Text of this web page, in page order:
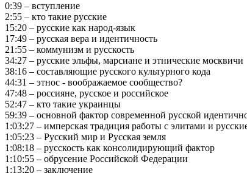
0:39 – вступление
2:55 – кто такие русские
15:20 – русские как народ-язык
17:49 – русская вера и идентичность
21:55 – коммунизм и русскость
34:27 – русские эльфы, марсиане и этнические москвичи
38:16 – составляющие русского культурного кода
44:31 – этнос - воображаемое сообщество?
47:48 – россияне, русское и российское
52:47 – кто такие украинцы
59:39 – основной фактор современной русской
1:03:27 – имперская традиция работы с элитами и
1:05:23 – Русский мир и Русская земля
1:08:18 – русскость как консолидирующий фактор
1:10:55 – обрусение Российской Федерации
1:13:20 – заключение